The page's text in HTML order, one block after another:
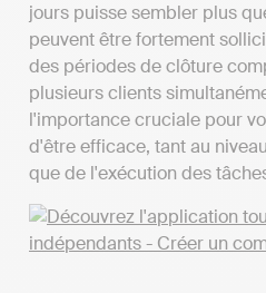
jours puisse sembler plus
peuvent être fortement
des périodes de clôture
plusieurs clients
l'importance cruciale pour
d'être efficace, tant au
que de l'exécution des